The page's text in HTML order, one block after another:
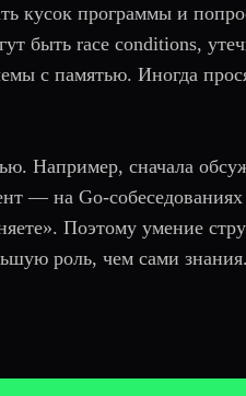
кусок программы и
быть race conditions,
с памятью. Иногда
Например, сначала
— на Go-
Поэтому умение
роль, чем сами знания.